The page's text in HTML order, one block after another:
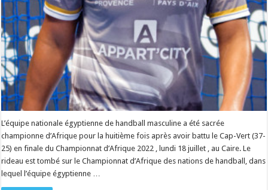
L’équipe nationale égyptienne de handball masculine a été sacrée
championne d’Afrique pour la huitième fois après avoir battu le Cap-Vert (37-
25) en finale du Championnat d’Afrique 2022 , lundi 18 juillet , au Caire. Le
rideau est tombé sur le Championnat d’Afrique des nations de handball, dans
lequel l’équipe égyptienne …